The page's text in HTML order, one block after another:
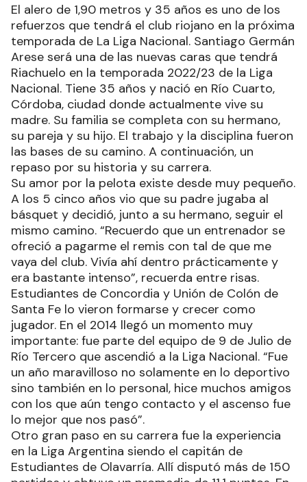
El alero de 1,90 metros y 35 años es uno de los
refuerzos que tendrá el club riojano en la próxima
temporada de La Liga Nacional. Santiago Germán
Arese será una de las nuevas caras que tendrá
Riachuelo en la temporada 2022/23 de la Liga
Nacional. Tiene 35 años y nació en Río Cuarto,
Córdoba, ciudad donde actualmente vive su
madre. Su familia se completa con su hermano,
su pareja y su hijo. El trabajo y la disciplina fueron
las bases de su camino. A continuación, un
repaso por su historia y su carrera.
Su amor por la pelota existe desde muy pequeño.
A los 5 cinco años vio que su padre jugaba al
básquet y decidió, junto a su hermano, seguir el
mismo camino. “Recuerdo que un entrenador se
ofreció a pagarme el remis con tal de que me
vaya del club. Vivía ahí dentro prácticamente y
era bastante intenso”, recuerda entre risas.
Estudiantes de Concordia y Unión de Colón de
Santa Fe lo vieron formarse y crecer como
jugador. En el 2014 llegó un momento muy
importante: fue parte del equipo de 9 de Julio de
Río Tercero que ascendió a la Liga Nacional. “Fue
un año maravilloso no solamente en lo deportivo
sino también en lo personal, hice muchos amigos
con los que aún tengo contacto y el ascenso fue
lo mejor que nos pasó”.
Otro gran paso en su carrera fue la experiencia
en la Liga Argentina siendo el capitán de
Estudiantes de Olavarría. Allí disputó más de 150